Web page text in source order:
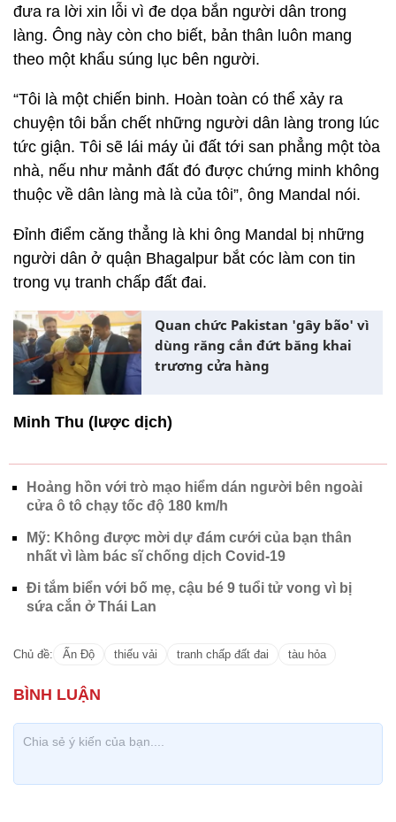
đưa ra lời xin lỗi vì đe dọa bắn người dân trong
làng. Ông này còn cho biết, bản thân luôn mang
theo một khẩu súng lục bên người.
“Tôi là một chiến binh. Hoàn toàn có thể xảy ra
chuyện tôi bắn chết những người dân làng trong lúc
tức giận. Tôi sẽ lái máy ủi đất tới san phẳng một tòa
nhà, nếu như mảnh đất đó được chứng minh không
thuộc về dân làng mà là của tôi”, ông Mandal nói.
Đỉnh điểm căng thẳng là khi ông Mandal bị những
người dân ở quận Bhagalpur bắt cóc làm con tin
trong vụ tranh chấp đất đai.
Quan chức Pakistan 'gây bão' vì
dùng răng cắn đứt băng khai
trương cửa hàng
Minh Thu (lược dịch)
Hoảng hồn với trò mạo hiểm dán người bên ngoài
cửa ô tô chạy tốc độ 180 km/h
Mỹ: Không được mời dự đám cưới của bạn thân
nhất vì làm bác sĩ chống dịch Covid-19
Đi tắm biển với bố mẹ, cậu bé 9 tuổi tử vong vì bị
sứa cắn ở Thái Lan
Chủ đề: Ấn Độ thiếu vải tranh chấp đất đai tàu hỏa